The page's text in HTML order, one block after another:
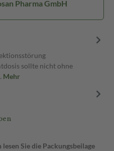
Pharma GmbH
sollte nicht ohne
Mehr
Sie die Packungsbeilage